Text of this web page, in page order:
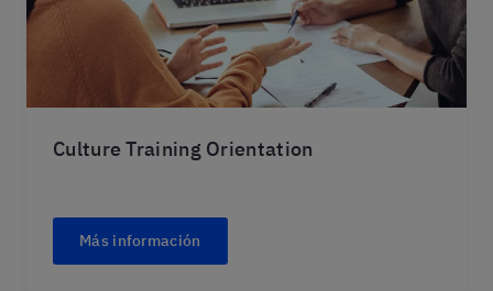
Culture Training Orientation
Más información